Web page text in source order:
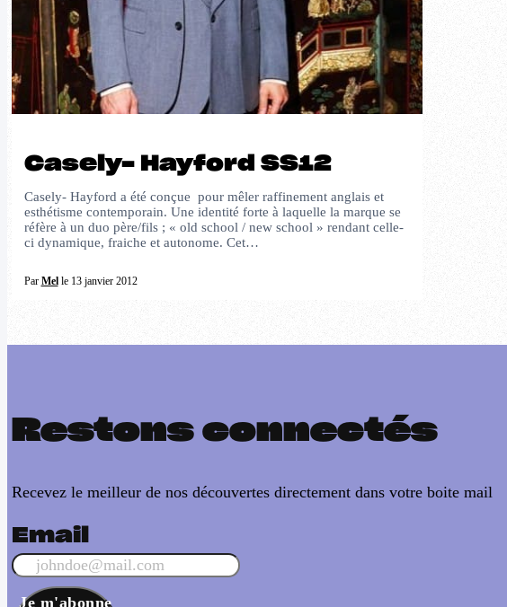
Casely- Hayford SS12
Casely- Hayford a été conçue pour mêler raffinement anglais et
esthétisme contemporain. Une identité forte à laquelle la marque se
réfère à un duo père/fils ; « old school / new school » rendant celle-
ci dynamique, fraiche et autonome. Cet…
Par Melle 13 janvier 2012
Restons connectés
Recevez le meilleur de nos découvertes directement dans votre boite mail
Email
Je m'abonne